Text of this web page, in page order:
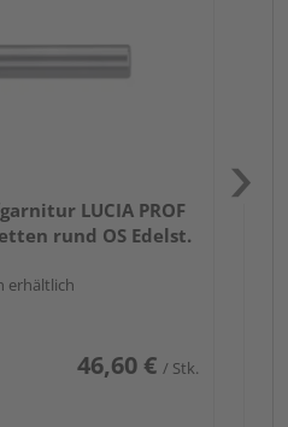
LUCIA PROF
rund OS Edelst.
erhältlich
46,60 € / Stk.